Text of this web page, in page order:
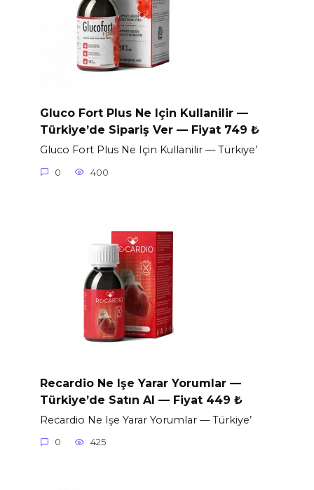
Gluco Fort Plus Ne Için Kullanilir —
Türkiye’de Sipariş Ver — Fiyat 749 ₺
Gluco Fort Plus Ne Için Kullanilir — Türkiye’
0 400
Recardio Ne Işe Yarar Yorumlar —
Türkiye’de Satın Al — Fiyat 449 ₺
Recardio Ne Işe Yarar Yorumlar — Türkiye’
0 425